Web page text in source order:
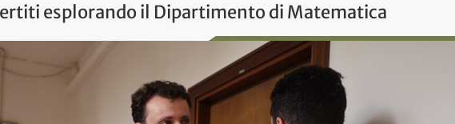
esplorando il Dipartimento di Matematica